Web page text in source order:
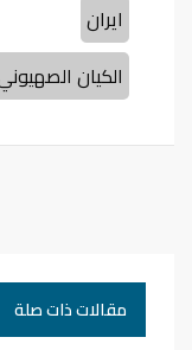
ايران
الكيان
مقالات ذات صلة